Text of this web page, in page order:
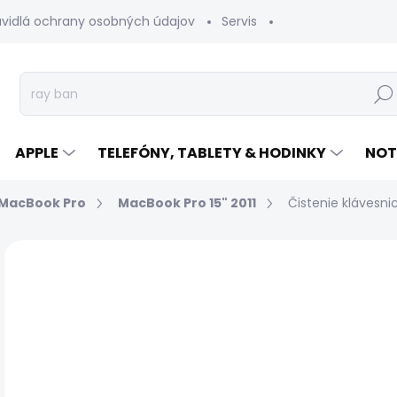
ochrany osobných údajov Servis
Hľadať
APPLE TELEFÓNY, TABLETY & HODINKY
Pro MacBook Pro 15" 2011 Čistenie